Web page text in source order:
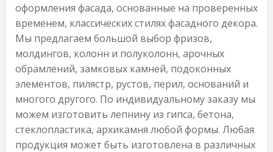
оформления фасада, основанные на проверенных
временем, классических стилях фасадного декора.
Мы предлагаем большой выбор фризов,
молдингов, колонн и полуколонн, арочных
обрамлений, замковых камней, подоконных
элементов, пилястр, рустов, перил, оснований и
многого другого. По индивидуальному заказу мы
можем изготовить лепнину из гипса, бетона,
стеклопластика, архикамня любой формы. Любая
продукция может быть изготовлена в различных